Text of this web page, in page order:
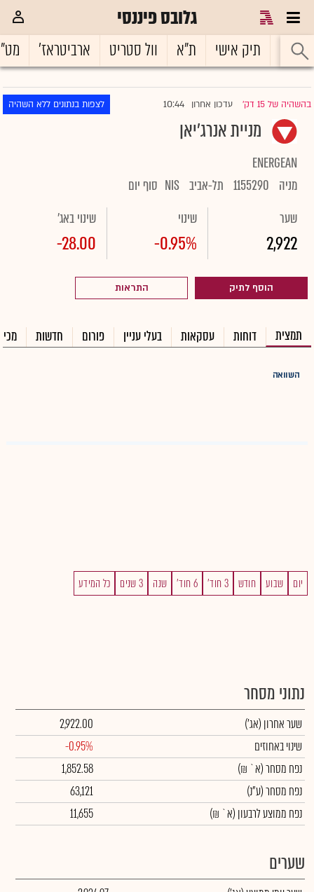
גלובס פיננסי
ראשי תיק אישי ת"א וול סטריט ארביטראז'
בהשהיה של 15 דק' |עדכון אחרון 10:44 לצפות בנתונים ללא השהיה
מניית אנרג'יאן
ENERGEAN
מניה
1155290 תל-אביב NIS סוף יום
שער
2,922
שינוי
-0.95%
שינוי באג'
-28.00
הוסף לתיק התראות
תמצית דוחות עסקאות בעלי עניין פורום חדשות
השוואה
יום שבוע חודש 3 חוד' 6 חוד' שנה 3 שנים כל המידע
נתוני מסחר
שער אחרון (אג')
2,922.00
שינוי באחוזים
-0.95%
נפח מסחר(א` ₪)
1,852.58
נפח מסחר(ע"נ)
63,121
נפח ממוצע לרבעון (א` ₪)
11,655
שערים